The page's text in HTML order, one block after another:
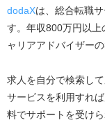
dodaXは、総合転職
す。年収800万円以上
ャリアアドバイザー
求人を自分で検索し
サービスを利用すれ
料でサポートを受けら